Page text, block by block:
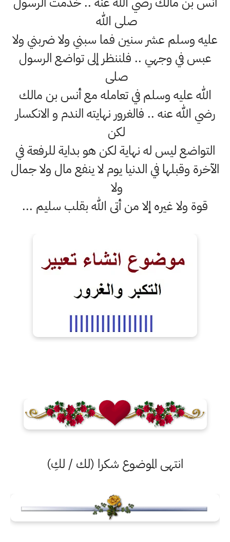
صلى الله
عليه وسلم عشر سنين فما سبني ولا ضربني ولا
عبس في وجهي .. فلننظر إلى تواضع الرسول
صلى
الله عليه وسلم في تعامله مع أنس بن مالك
رضي الله عنه .. فالغرور نهايته الندم و الانكسار
لكن
التواضع ليس له نهاية لكن هو بداية للرفعة في
الآخرة وقبلها في الدنيا يوم لا ينفع مال ولا جمال
ولا
قوة ولا غيره إلا من أتى الله بقلب سليم ...
انتهى الموضوع شكرا (لك / لكِ)